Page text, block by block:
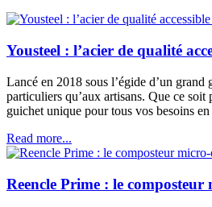
Yousteel : l’acier de qualité
Lancé en 2018 sous l’égide d’un
particuliers qu’aux artisans. Que ce
guichet unique pour tous vos besoins
Read more...
Reencle Prime : le